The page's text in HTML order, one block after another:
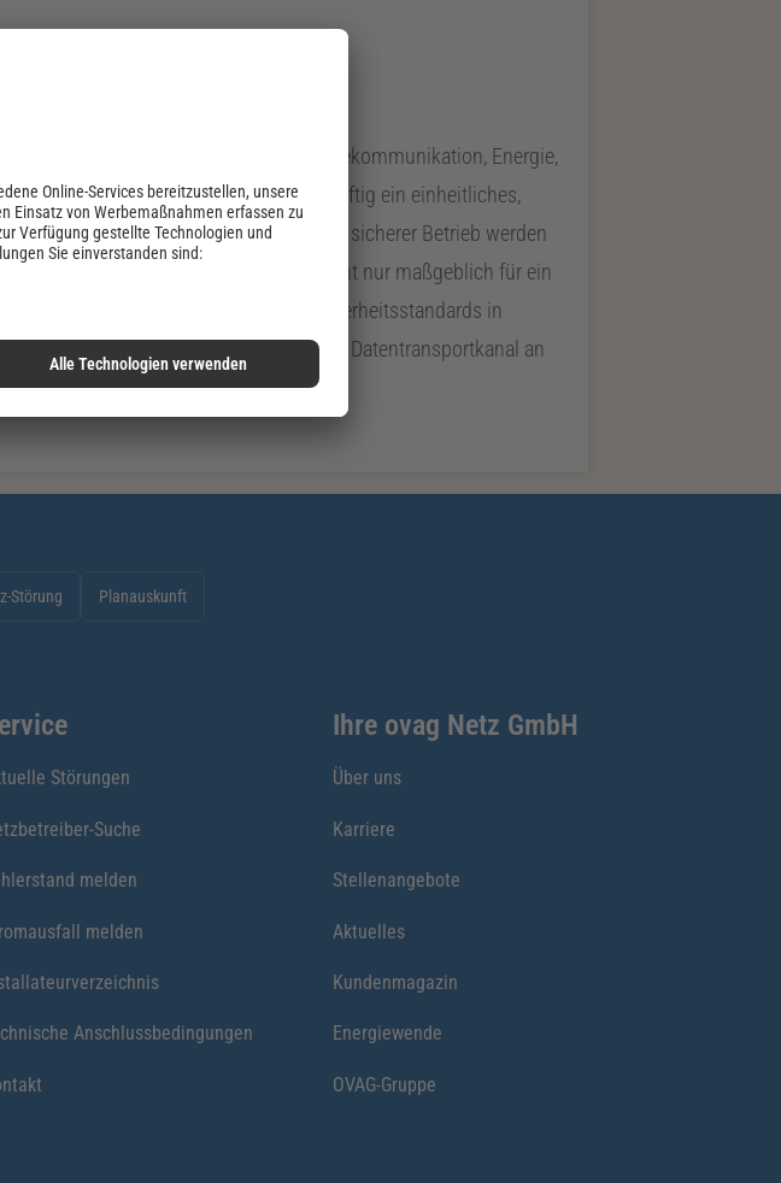
in Abstimmung mit Verbänden aus Telekommunikation, Energie,
und Schutzprofile erarbeitet, die zukünftig ein einheitliches,
intelligente Messsystemeund deren sicherer Betrieb werden
Definitionen dieser Richtlinie sind nicht nur maßgeblich für ein
zugleich auch zu den höchsten Sicherheitsstandards in
nur über einen hochsicheren Datentransportkanal an
Störung Planauskunft
Störungen
Suche
melden
melden
Anschlussbedingungen
Ihre ovag Netz GmbH
Über uns
Karriere
Stellenangebote
Aktuelles
Kundenmagazin
Energiewende
OVAG-Gruppe